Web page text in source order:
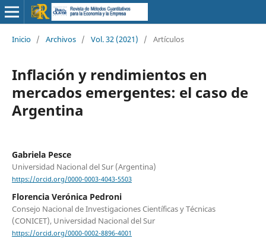
Inicio / Archivos / Vol. 32 (2021) / Artículos
Inflación y rendimientos en
mercados emergentes: el caso de
Argentina
Gabriela Pesce
Universidad Nacional del Sur (Argentina)
https://orcid.org/0000-0003-4043-5503
Florencia Verónica Pedroni
Consejo Nacional de Investigaciones Científicas y Técnicas
(CONICET), Universidad Nacional del Sur
https://orcid.org/0000-0002-8896-4001